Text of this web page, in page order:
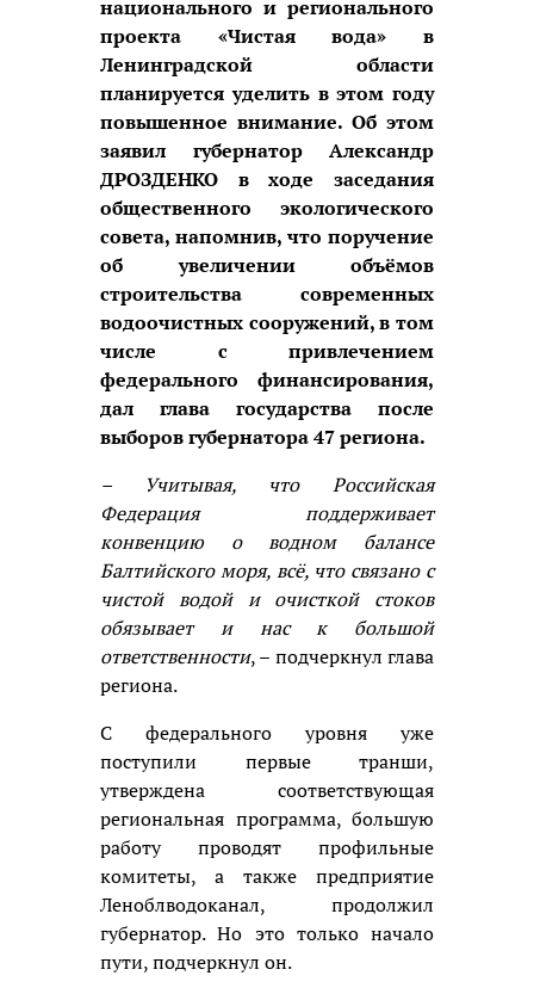
национального и регионального
проекта «Чистая вода» в
Ленинградской области
планируется уделить в этом году
повышенное внимание. Об этом
заявил губернатор Александр
ДРОЗДЕНКО в ходе заседания
общественного экологического
совета, напомнив, что поручение
об увеличении объёмов
строительства современных
водоочистных сооружений, в том
числе с привлечением
федерального финансирования,
дал глава государства после
выборов губернатора 47 региона.
– Учитывая, что Российская
Федерация поддерживает
конвенцию о водном балансе
Балтийского моря, всё, что связано с
чистой водой и очисткой стоков
обязывает и нас к большой
ответственности, – подчеркнул глава
региона.
С федерального уровня уже
поступили первые транши,
утверждена соответствующая
региональная программа, большую
работу проводят профильные
комитеты, а также предприятие
Леноблводоканал, продолжил
губернатор. Но это только начало
пути, подчеркнул он.